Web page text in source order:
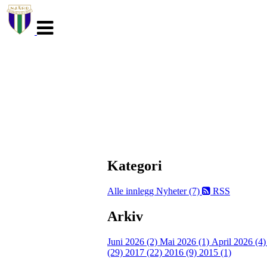
navigasjon
Kategori
Alle innlegg Nyheter (7) RSS
Arkiv
Juni 2026 (2) Mai 2026 (1) April 2026 (4)
(29) 2017 (22) 2016 (9) 2015 (1)